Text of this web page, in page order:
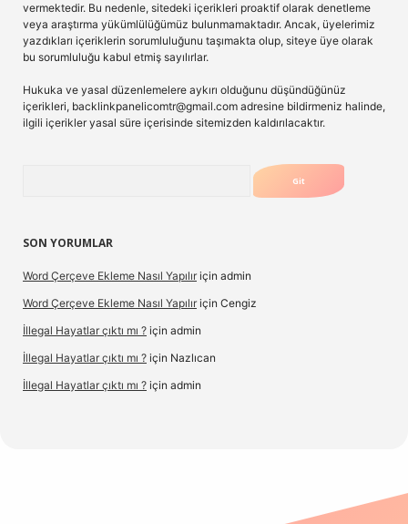
vermektedir. Bu nedenle, sitedeki içerikleri proaktif olarak denetleme
veya araştırma yükümlülüğümüz bulunmamaktadır. Ancak, üyelerimiz
yazdıkları içeriklerin sorumluluğunu taşımakta olup, siteye üye olarak
bu sorumluluğu kabul etmiş sayılırlar.
Hukuka ve yasal düzenlemelere aykırı olduğunu düşündüğünüz
içerikleri, backlinkpanelicomtr@gmail.com adresine bildirmeniz halinde,
ilgili içerikler yasal süre içerisinde sitemizden kaldırılacaktır.
SON YORUMLAR
Word Çerçeve Ekleme Nasıl Yapılır için admin
Word Çerçeve Ekleme Nasıl Yapılır için Cengiz
İllegal Hayatlar çıktı mı ? için admin
İllegal Hayatlar çıktı mı ? için Nazlıcan
İllegal Hayatlar çıktı mı ? için admin